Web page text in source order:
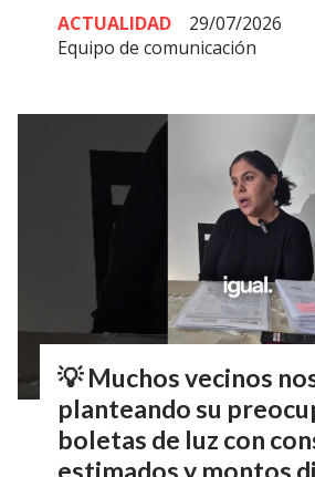
Equipo de comunicación
ACTUALIDAD 29/07/2026
💡 Muchos vecinos
planteando su
boletas de luz con
estimados y montos